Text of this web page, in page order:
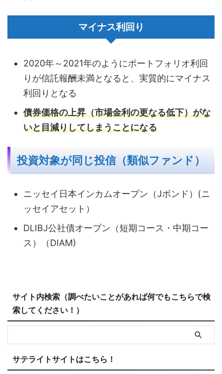
マイナス利回り
2020年～2021年のようにポートフォリオ利回
りが信託報酬未満となると、実質的にマイナス
利回りとなる
債券価格の上昇（市場金利の更なる低下）がな
いと目減りしてしまうことになる
投資対象が同じ投信（類似ファンド）
ニッセイ日本インカムオープン（Jボンド）(ニ
ッセイアセット）
DLIBJ公社債オープン（短期コース・中期コー
ス）（DIAM)
サイト内検索（調べたいことがあれば何でもこちらで検
索してください！）
サテライトサイトはこちら！